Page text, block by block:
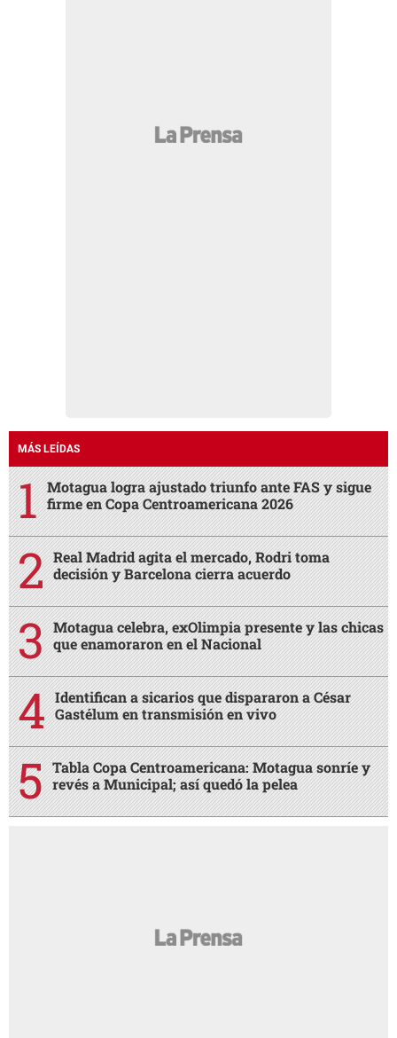
MÁS LEÍDAS
Motagua logra ajustado triunfo ante FAS y sigue
firme en Copa Centroamericana 2026
Real Madrid agita el mercado, Rodri toma
decisión y Barcelona cierra acuerdo
Motagua celebra, exOlimpia presente y las chicas
que enamoraron en el Nacional
Identifican a sicarios que dispararon a César
Gastélum en transmisión en vivo
Tabla Copa Centroamericana: Motagua sonríe y
revés a Municipal; así quedó la pelea